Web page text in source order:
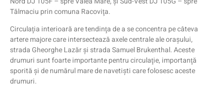
Tălmaciu prin comuna Racoviţa.
Circulaţia interioară are tendinţa de a se concentra pe câteva
artere majore care intersectează axele centrale ale oraşului,
strada Gheorghe Lazăr şi strada Samuel Brukenthal. Aceste
drumuri sunt foarte importante pentru circulaţie, importanţă
sporită şi de numărul mare de navetişti care folosesc aceste
drumuri.